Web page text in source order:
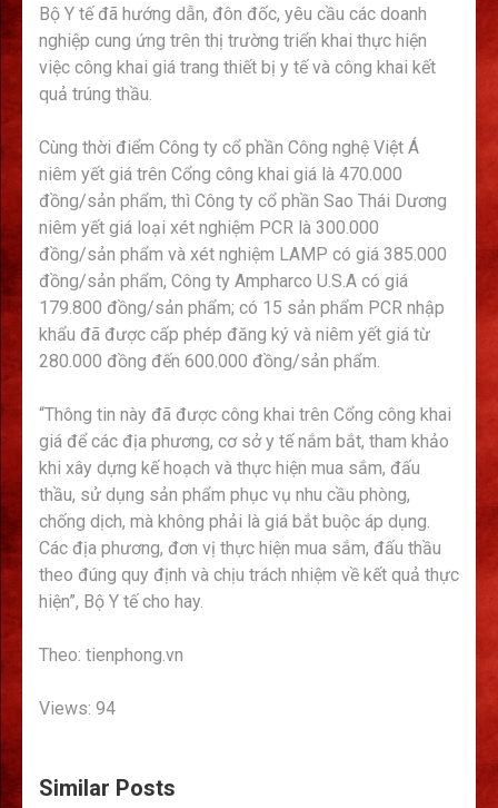
Bộ Y tế đã hướng dẫn, đôn đốc, yêu cầu các doanh
nghiệp cung ứng trên thị trường triển khai thực hiện
việc công khai giá trang thiết bị y tế và công khai kết
quả trúng thầu.
Cùng thời điểm Công ty cổ phần Công nghệ Việt Á
niêm yết giá trên Cổng công khai giá là 470.000
đồng/sản phẩm, thì Công ty cổ phần Sao Thái Dương
niêm yết giá loại xét nghiệm PCR là 300.000
đồng/sản phẩm và xét nghiệm LAMP có giá 385.000
đồng/sản phẩm, Công ty Ampharco U.S.A có giá
179.800 đồng/sản phẩm; có 15 sản phẩm PCR nhập
khẩu đã được cấp phép đăng ký và niêm yết giá từ
280.000 đồng đến 600.000 đồng/sản phẩm.
“Thông tin này đã được công khai trên Cổng công khai
giá để các địa phương, cơ sở y tế nắm bắt, tham khảo
khi xây dựng kế hoạch và thực hiện mua sắm, đấu
thầu, sử dụng sản phẩm phục vụ nhu cầu phòng,
chống dịch, mà không phải là giá bắt buộc áp dụng.
Các địa phương, đơn vị thực hiện mua sắm, đấu thầu
theo đúng quy định và chịu trách nhiệm về kết quả thực
hiện”, Bộ Y tế cho hay.
Theo: tienphong.vn
Views: 94
Similar Posts